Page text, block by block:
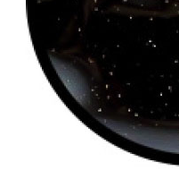
Sécurité et confidentialité
Validation